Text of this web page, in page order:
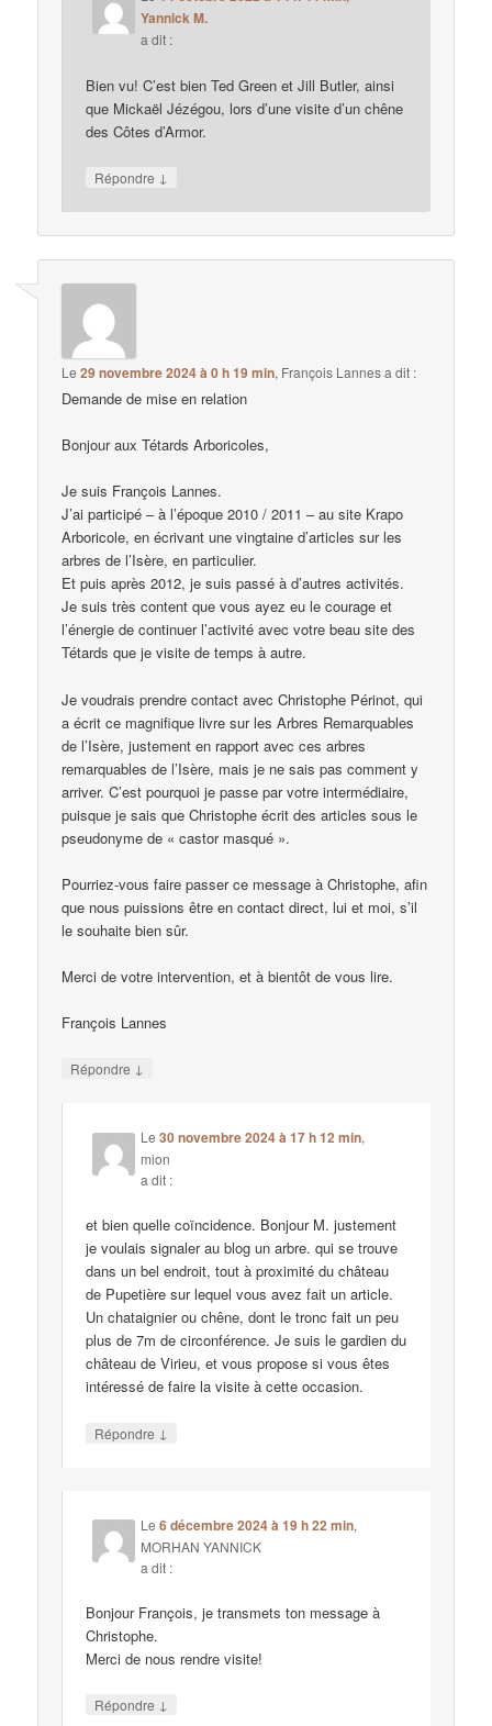
Yannick M.
a dit :
Bien vu! C’est bien Ted Green et Jill Butler, ainsi
que Mickaël Jézégou, lors d’une visite d’un chêne
des Côtes d’Armor.
Répondre ↓
Le29 novembre 2024 à 0 h 19 min, François Lannesa dit :
Demande de mise en relation
Bonjour aux Tétards Arboricoles,
Je suis François Lannes.
J’ai participé – à l’époque 2010 / 2011 – au site Krapo
Arboricole, en écrivant une vingtaine d’articles sur les
arbres de l’Isère, en particulier.
Et puis après 2012, je suis passé à d’autres activités.
Je suis très content que vous ayez eu le courage et
l’énergie de continuer l’activité avec votre beau site des
Tétards que je visite de temps à autre.
Je voudrais prendre contact avec Christophe Périnot, qui
a écrit ce magnifique livre sur les Arbres Remarquables
de l’Isère, justement en rapport avec ces arbres
remarquables de l’Isère, mais je ne sais pas comment y
arriver. C’est pourquoi je passe par votre intermédiaire,
puisque je sais que Christophe écrit des articles sous le
pseudonyme de « castor masqué ».
Pourriez-vous faire passer ce message à Christophe, afin
que nous puissions être en contact direct, lui et moi, s’il
le souhaite bien sûr.
Merci de votre intervention, et à bientôt de vous lire.
François Lannes
Répondre ↓
Le30 novembre 2024 à 17 h 12 min,
mion
a dit :
et bien quelle coïncidence. Bonjour M. justement
je voulais signaler au blog un arbre. qui se trouve
dans un bel endroit, tout à proximité du château
de Pupetière sur lequel vous avez fait un article.
Un chataignier ou chêne, dont le tronc fait un peu
plus de 7m de circonférence. Je suis le gardien du
château de Virieu, et vous propose si vous êtes
intéressé de faire la visite à cette occasion.
Répondre ↓
Le6 décembre 2024 à 19 h 22 min,
MORHAN YANNICK
a dit :
Bonjour François, je transmets ton message à
Christophe.
Merci de nous rendre visite!
Répondre ↓